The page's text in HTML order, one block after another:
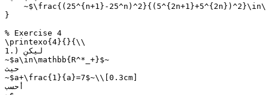
~$\frac{(25^{n+1}-
}
% Exercise 4
\printexo{4}{}{\\
1.) ليكن
~$a\in\mathbb{R^*_+}$~
حيث
~$a+\frac{1}{a}=7$~\\[0.3cm]
أحسب